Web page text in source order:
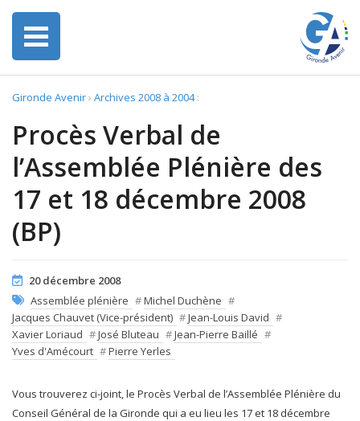
Gironde Avenir› Archives 2008 à 2004:
Procès Verbal de
l’Assemblée Plénière des
17 et 18 décembre 2008
(BP)
20 décembre 2008
Assemblée plénière #Michel Duchène #
Jacques Chauvet (Vice-président) #Jean-Louis David #
Xavier Loriaud #José Bluteau #Jean-Pierre Baillé #
Yves d'Amécourt #Pierre Yerles
Vous trouverez ci-joint, le Procès Verbal de l’Assemblée Plénière du
Conseil Général de la Gironde qui a eu lieu les 17 et 18 décembre